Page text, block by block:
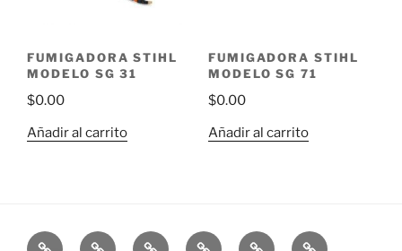
FUMIGADORA STIHL
MODELO SG 31
$0.00
Añadir al carrito
FUMIGADORA STIHL
MODELO SG 71
$0.00
Añadir al carrito